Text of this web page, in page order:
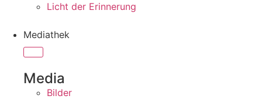
Licht der Erinnerung
Mediathek
Media
Bilder